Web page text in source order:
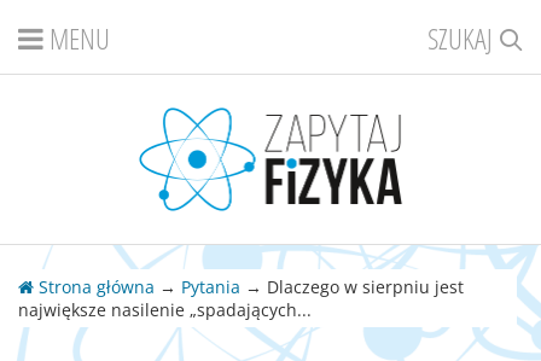
SZUKAJ
MENU
Strona główna → Pytania → Dlaczego w sierpniu jest
największe nasilenie „spadających...